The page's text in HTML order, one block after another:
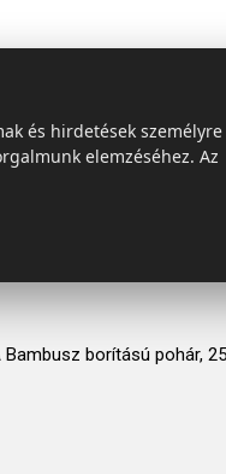
Tech = Kedvező ár
Bambusz borítású pohár,
és hirdetések személyre
elemzéséhez. Az